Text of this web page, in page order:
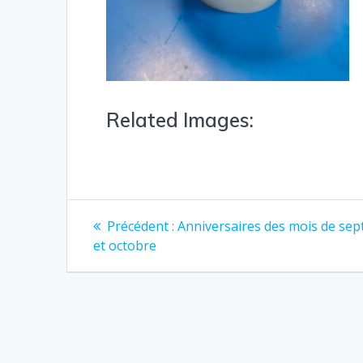
Related Images:
Précédent : Anniversaires des mois de
et octobre